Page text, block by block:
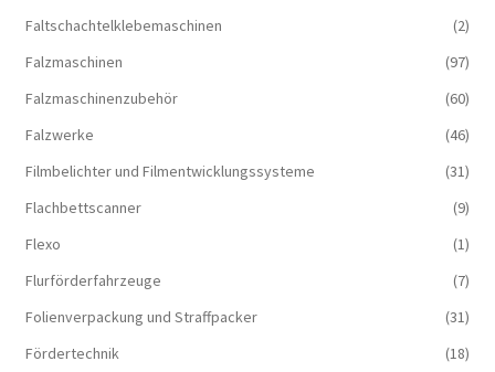
Faltschachtelklebemaschinen
(2)
Falzmaschinen
(97)
Falzmaschinenzubehör
(60)
Falzwerke
(46)
Filmbelichter und Filmentwicklungssysteme
(31)
Flachbettscanner
(9)
Flexo
(1)
Flurförderfahrzeuge
(7)
Folienverpackung und Straffpacker
(31)
Fördertechnik
(18)